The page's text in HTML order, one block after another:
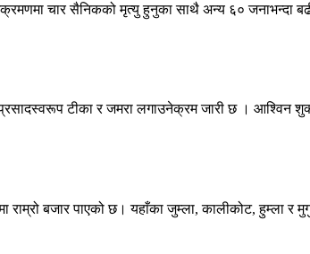
चार सैनिकको मृत्यु हुनुका साथै अन्य ६० जनाभन्दा
टीका र जमरा लगाउनेक्रम जारी छ । आश्विन
बजार पाएको छ। यहाँका जुम्ला, कालीकोट, हुम्ला र